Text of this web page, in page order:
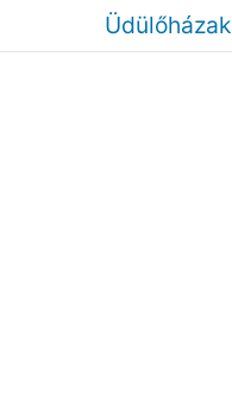
Üdülőházak